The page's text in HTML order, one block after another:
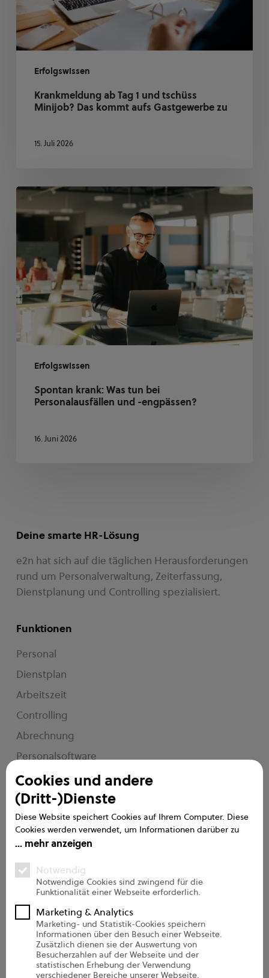
Cookies und andere
(Dritt-)Dienste
Diese Website speichert Cookies auf Ihrem Computer. Diese
Cookies werden verwendet, um Informationen darüber zu
sammeln, wie Sie mit unserer Website interagieren. Wir
zu verbessern und anzupassen, sowie für Analysen und
Messungen zu unseren Besuchern auf dieser Website und
anderen Medien. Weitere Informationen zu den von uns
verwendeten Cookies finden Sie in unseren
Datenschutzbestimmungen.
mehr anzeigen
Notwendig
Notwendige Cookies sind zwingend für die
Funktionalität einer Webseite erforderlich.
Marketing & Analytics
Marketing- und Statistik-Cookies speichern
Informationen über den Besuch einer Webseite.
Zusätzlich dienen sie der Auswertung von
Besucherzahlen auf der Webseite und der
statistischen Erhebung der Verwendung
verschiedener Bereiche unserer Webseite.
Erfolgswissen
kommt
aufs
Gastgewerbe
Krankmeldung ab Tag 1 und tschüss
Minijob? Das kommt aufs Gastgewerbe zu
15. Juli 2026
Erfolgswissen
Spontan
krank:
tun
bei
Personalausfällen
und
-
engpässen?
Spontan krank: Was tun bei
Personalausfällen und -engpässen?
16. Juni 2026
Deine smarte HR-Lösung
e2n hat sich auf die täglichen Herausforderungen
rund um Personalverwaltung, Zeiterfassung,
Dienstplanung und Controlling spezialisiert.
Funktionen
Personal
Dienstplan
Arbeitszeit
Controlling
Abrechnung
Personalsoftware
e2n me
Service
Handbuch
FAQs
Support
Onboarding Pro
Über uns
Unternehmen